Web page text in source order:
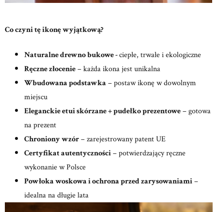
Co czyni tę ikonę wyjątkową?
Naturalne drewno bukowe -ciepłe, trwałe i ekologiczne
Ręczne złocenie– każda ikona jest unikalna
Wbudowana podstawka – postaw ikonę w dowolnym
miejscu
Eleganckie etui skórzane + pudełko prezentowe– gotowa
na prezent
Chroniony wzór– zarejestrowany patent UE
Certyfikat autentyczności– potwierdzający ręczne
wykonanie w Polsce
Powłoka woskowa i ochrona przed zarysowaniami–
idealna na długie lata